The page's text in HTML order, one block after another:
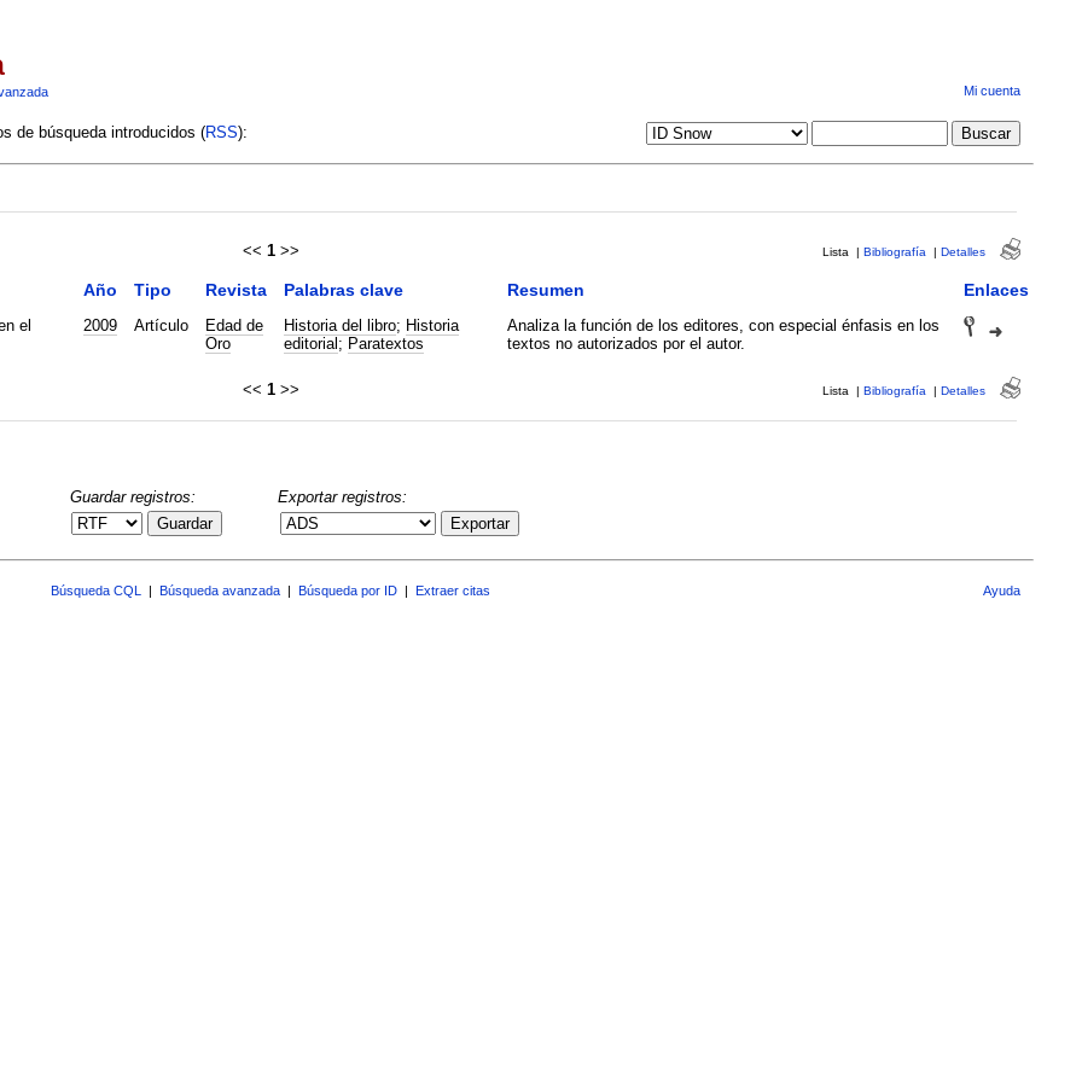
Mi cuenta
de búsqueda introducidos (RSS):
<< 1 >> Lista | Bibliografía | Detalles
Año Tipo Revista Palabras clave Resumen Enlaces
el
2009 Artículo
Edad de
Oro
Historia del libro; Historia
editorial ; Paratextos
Analiza la función de los editores, con especial énfasis en los
textos no autorizados por el autor.
<< 1 >> Lista | Bibliografía | Detalles
Guardar registros:
Guardar
Exportar registros:
Exportar
Búsqueda CQL Búsqueda avanzada Búsqueda por ID Extraer citas Ayuda